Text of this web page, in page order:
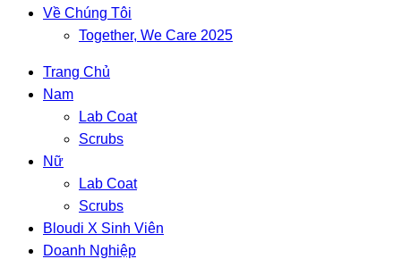
Về Chúng Tôi
Together, We Care 2025
Trang Chủ
Nam
Lab Coat
Scrubs
Nữ
Lab Coat
Scrubs
Bloudi X Sinh Viên
Doanh Nghiệp